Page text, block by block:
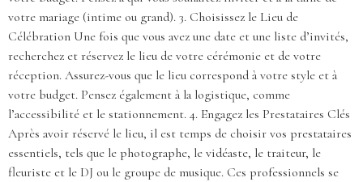
votre mariage (intime ou grand). 3. Choisissez le Lieu de
Célébration Une fois que vous avez une date et une liste d’invités,
recherchez et réservez le lieu de votre cérémonie et de votre
réception. Assurez-vous que le lieu correspond à votre style et à
votre budget. Pensez également à la logistique, comme
l’accessibilité et le stationnement. 4. Engagez les Prestataires Clés
Après avoir réservé le lieu, il est temps de choisir vos prestataires
essentiels, tels que le photographe, le vidéaste, le traiteur, le
fleuriste et le DJ ou le groupe de musique. Ces professionnels se